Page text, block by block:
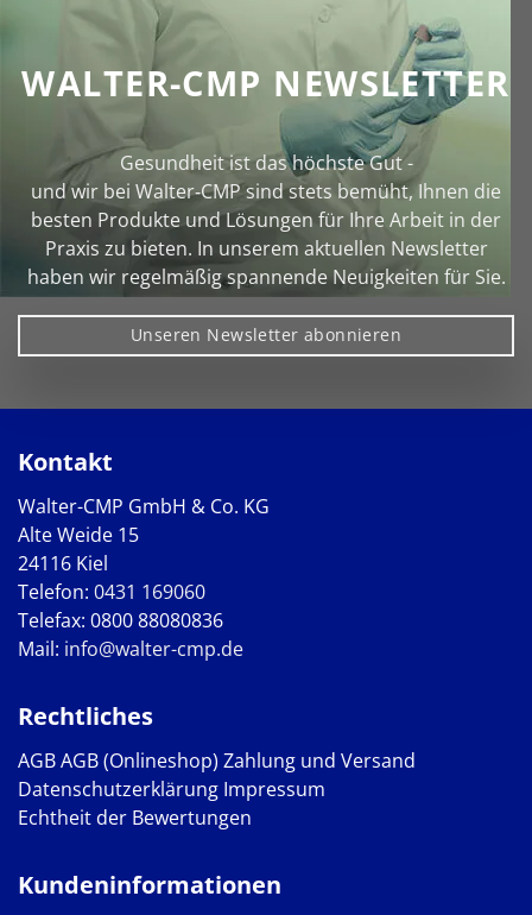
WALTER-CMP NEWSLETTER
Gesundheit ist das höchste Gut -
und wir bei Walter‑CMP sind stets bemüht, Ihnen die
besten Produkte und Lösungen für Ihre Arbeit in der
Praxis zu bieten. In unserem aktuellen Newsletter
haben wir regelmäßig spannende Neuigkeiten für Sie.
Unseren Newsletter abonnieren
Kontakt
Walter-CMP GmbH & Co. KG
Alte Weide 15
24116 Kiel
Telefon: 0431 169060
Telefax: 0800 88080836
Mail: info@walter-cmp.de
Rechtliches
AGBAGB (Onlineshop) Zahlung und Versand
Datenschutzerklärung Impressum
Echtheit der Bewertungen
Kundeninformationen